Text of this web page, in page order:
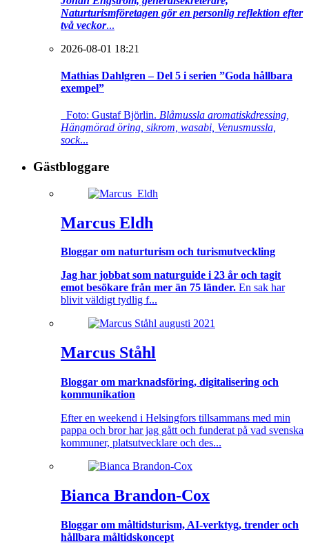
Naturturismföretagen gör en personlig reflektion efter
två veckor...
2026-08-01 18:21
Mathias Dahlgren – Del 5 i serien ”Goda hållbara
exempel”
Foto: Gustaf Björlin. Blåmussla aromatiskdressing,
Hängmörad öring, sikrom, wasabi, Venusmussla,
sock...
Gästbloggare
Marcus Eldh
Bloggar om naturturism och turismutveckling
Jag har jobbat som naturguide i 23 år och tagit
emot besökare från mer än 75 länder. En sak har
blivit väldigt tydlig f...
Marcus Ståhl
Bloggar om marknadsföring, digitalisering och
kommunikation
Efter en weekend i Helsingfors tillsammans med min
pappa och bror har jag gått och funderat på vad svenska
kommuner, platsutvecklare och des...
Bianca Brandon-Cox
Bloggar om måltidsturism, AI-verktyg, trender och
hållbara måltidskoncept